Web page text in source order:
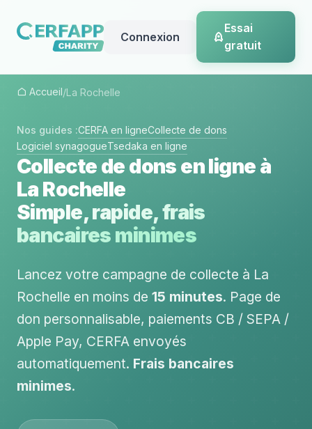
Connexion
Essai
gratuit
Accueil/La Rochelle
Nos guides :CERFA en ligneCollecte de dons
Logiciel synagogueTsedaka en ligne
Collecte de dons en ligne à
La Rochelle
Simple, rapide, frais
bancaires minimes
Lancez votre campagne de collecte à La
Rochelle en moins de 15 minutes. Page de
don personnalisable, paiements CB / SEPA /
Apple Pay, CERFA envoyés
automatiquement. Frais bancaires
minimes.